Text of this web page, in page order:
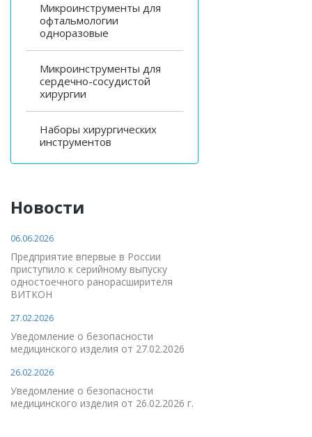
Микроинструменты для
офтальмологии
одноразовые
Микроинструменты для
сердечно-сосудистой
хирургии
Наборы хирургических
инструментов
Новости
06.06.2026
Предприятие впервые в России
приступило к серийному выпуску
одностоечного ранорасширителя
ВИТКОН
27.02.2026
Уведомление о безопасности
медицинского изделия от 27.02.2026
26.02.2026
Уведомление о безопасности
медицинского изделия от 26.02.2026 г.